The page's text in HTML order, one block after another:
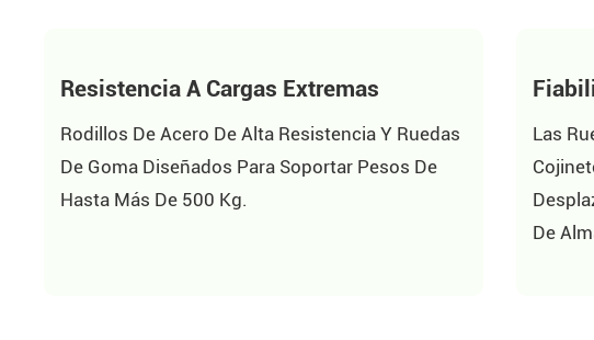
Resistencia A Cargas Extremas
Rodillos De Acero De Alta Resistencia Y Ruedas
De Goma Diseñados Para Soportar Pesos De
Hasta Más De 500 Kg.
Las
De